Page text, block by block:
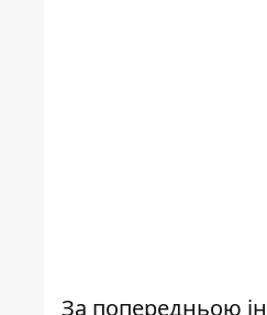
За попередньою